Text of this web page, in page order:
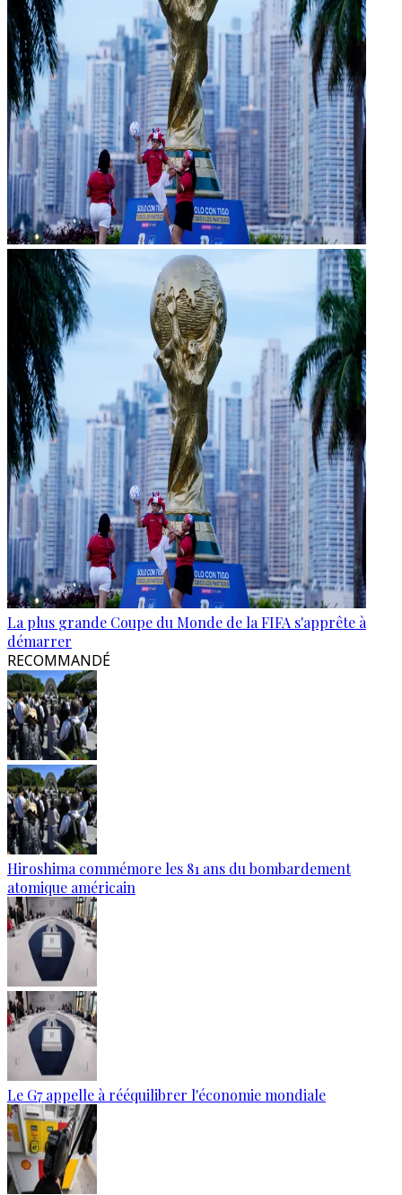
La plus grande Coupe du Monde de la FIFA s'apprête à
démarrer
RECOMMANDÉ
Hiroshima commémore les 81 ans du bombardement
atomique américain
Le G7 appelle à rééquilibrer l'économie mondiale